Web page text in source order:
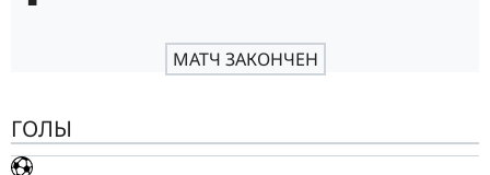
МАТЧ ЗАКОНЧЕН
ГОЛЫ